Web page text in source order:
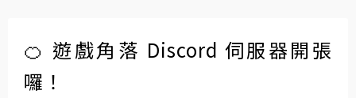
🍊 遊戲角落 Discord 伺服器開張
囉！